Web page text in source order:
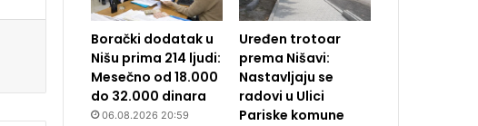
Borački dodatak u
Nišu prima 214 ljudi:
Mesečno od 18.000
do 32.000 dinara
06.08.2026 20:59
Uređen trotoar
prema Nišavi:
Nastavljaju se
radovi u Ulici
Pariske komune